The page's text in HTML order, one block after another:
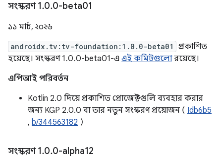
সংস্করণ 1.0.0-beta01
১১ মার্চ, ২০২৬
androidx.tv:tv-foundation:1.0.0-beta01
প্রকাশিত
হয়েছে। সংস্করণ 1.0.0-beta01-এ এই কমিটগুলোরয়েছে।
এপিআই পরিবর্তন
Kotlin 2.0 দিয়ে প্রকাশিত প্রোজেক্টগুলি ব্যবহার করার
জন্য KGP 2.0.0 বা তার নতুন সংস্করণ প্রয়োজন ( Idb6b5
, b/344563182 )
সংস্করণ 1.0.0-alpha12